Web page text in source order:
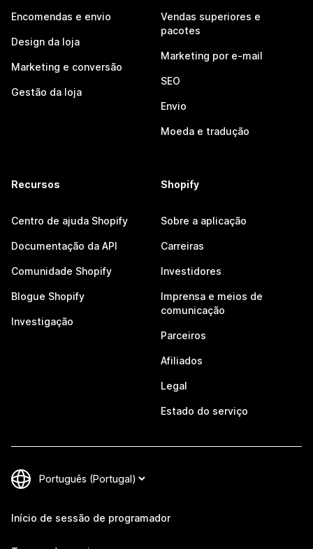
Encomendas e envio
Design da loja
Marketing e conversão
Gestão da loja
Vendas superiores e
pacotes
Marketing por e-mail
SEO
Envio
Moeda e tradução
Recursos
Centro de ajuda Shopify
Documentação da API
Comunidade Shopify
Blogue Shopify
Investigação
Shopify
Sobre a aplicação
Carreiras
Investidores
Imprensa e meios de
comunicação
Parceiros
Afiliados
Legal
Estado do serviço
Início de sessão de programador